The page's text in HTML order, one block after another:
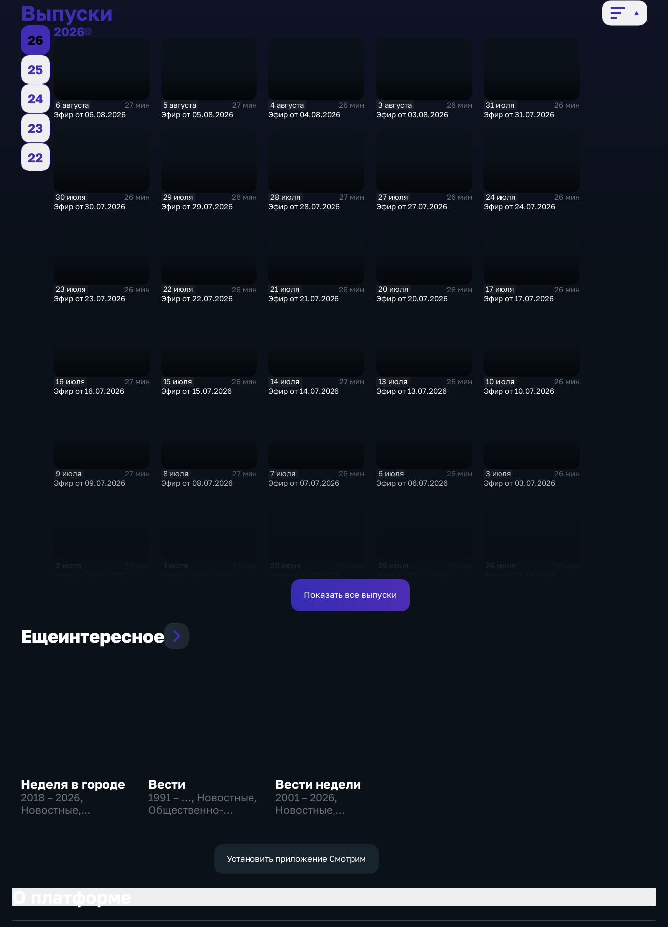
Выпуски
26
25
24
23
22
20262026
6 августа
27 мин
Эфир от 06.08.2026
5 августа
27 мин
Эфир от 05.08.2026
4 августа
26 мин
Эфир от 04.08.2026
3 августа
26 мин
Эфир от 03.08.2026
31 июля
26 мин
Эфир от 31.07.2026
30 июля
26 мин
Эфир от 30.07.2026
29 июля
26 мин
Эфир от 29.07.2026
28 июля
27 мин
Эфир от 28.07.2026
27 июля
26 мин
Эфир от 27.07.2026
24 июля
26 мин
Эфир от 24.07.2026
23 июля
26 мин
Эфир от 23.07.2026
22 июля
26 мин
Эфир от 22.07.2026
21 июля
26 мин
Эфир от 21.07.2026
20 июля
26 мин
Эфир от 20.07.2026
17 июля
26 мин
Эфир от 17.07.2026
16 июля
27 мин
Эфир от 16.07.2026
15 июля
26 мин
Эфир от 15.07.2026
14 июля
27 мин
Эфир от 14.07.2026
13 июля
26 мин
Эфир от 13.07.2026
10 июля
26 мин
Эфир от 10.07.2026
9 июля
27 мин
Эфир от 09.07.2026
8 июля
27 мин
Эфир от 08.07.2026
7 июля
26 мин
Эфир от 07.07.2026
6 июля
26 мин
Эфир от 06.07.2026
3 июля
26 мин
Эфир от 03.07.2026
2 июля 1 июля 30 июня 29 июня 26 июня
Показать все выпуски
Ещеинтересное
Неделя в городе
2018 – 2026,
Новостные,
Вести
1991 – …, Новостные,
Общественно-
Вести недели
2001 – 2026,
Новостные,
Установить приложение Смотрим